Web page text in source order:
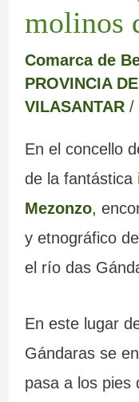
molinos
Comarca de
PROVINCIA
VILASANTAR/
En el concello
de la fantástica
Mezonzo,
y etnográfico
el río das
En este lugar
Gándaras se
pasa a los pies